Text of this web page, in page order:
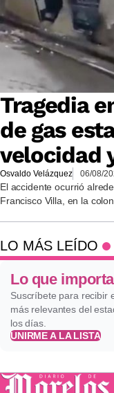
Tragedia
de gas
velocidad
Osvaldo Velázquez 06/08/
El accidente ocurrió
Francisco Villa, en la
LO MÁS LEÍDO
Lo que
Suscríbete para recibir
más relevantes del
los días.
UNIRME A LA LISTA